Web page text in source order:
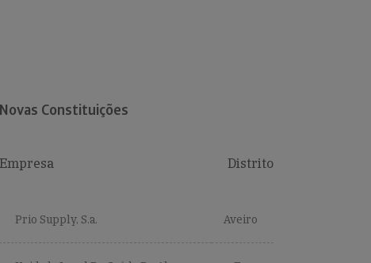
Novas Constituições
Empresa Distrito
Prio Supply, S.a. Aveiro